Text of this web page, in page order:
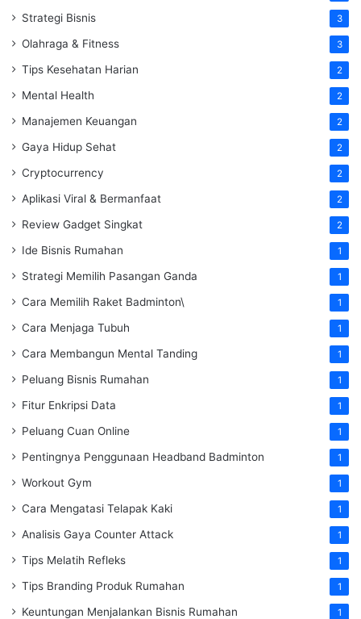
Strategi Bisnis 3
Olahraga & Fitness 3
Tips Kesehatan Harian 2
Mental Health 2
Manajemen Keuangan 2
Gaya Hidup Sehat 2
Cryptocurrency 2
Aplikasi Viral & Bermanfaat 2
Review Gadget Singkat 2
Ide Bisnis Rumahan 1
Strategi Memilih Pasangan Ganda 1
Cara Memilih Raket Badminton\ 1
Cara Menjaga Tubuh 1
Cara Membangun Mental Tanding 1
Peluang Bisnis Rumahan 1
Fitur Enkripsi Data 1
Peluang Cuan Online 1
Pentingnya Penggunaan Headband Badminton 1
Workout Gym 1
Cara Mengatasi Telapak Kaki 1
Analisis Gaya Counter Attack 1
Tips Melatih Refleks 1
Tips Branding Produk Rumahan 1
Keuntungan Menjalankan Bisnis Rumahan 1